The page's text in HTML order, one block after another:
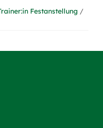
Festanstellung /